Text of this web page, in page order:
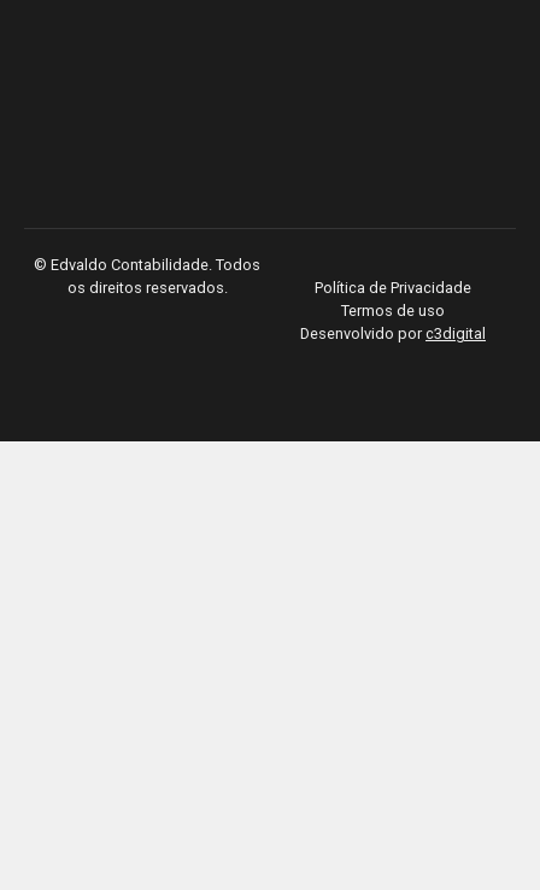
© Edvaldo Contabilidade. Todos
os direitos reservados.
Política de Privacidade
Termos de uso
Desenvolvido por c3digital